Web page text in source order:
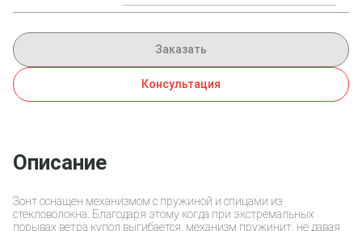
Заказать
Консультация
Описание
Зонт оснащен механизмом с пружиной и спицами из
стекловолокна. Благодаря этому когда при экстремальных
порывах ветра купол выгибается, механизм пружинит, не давая